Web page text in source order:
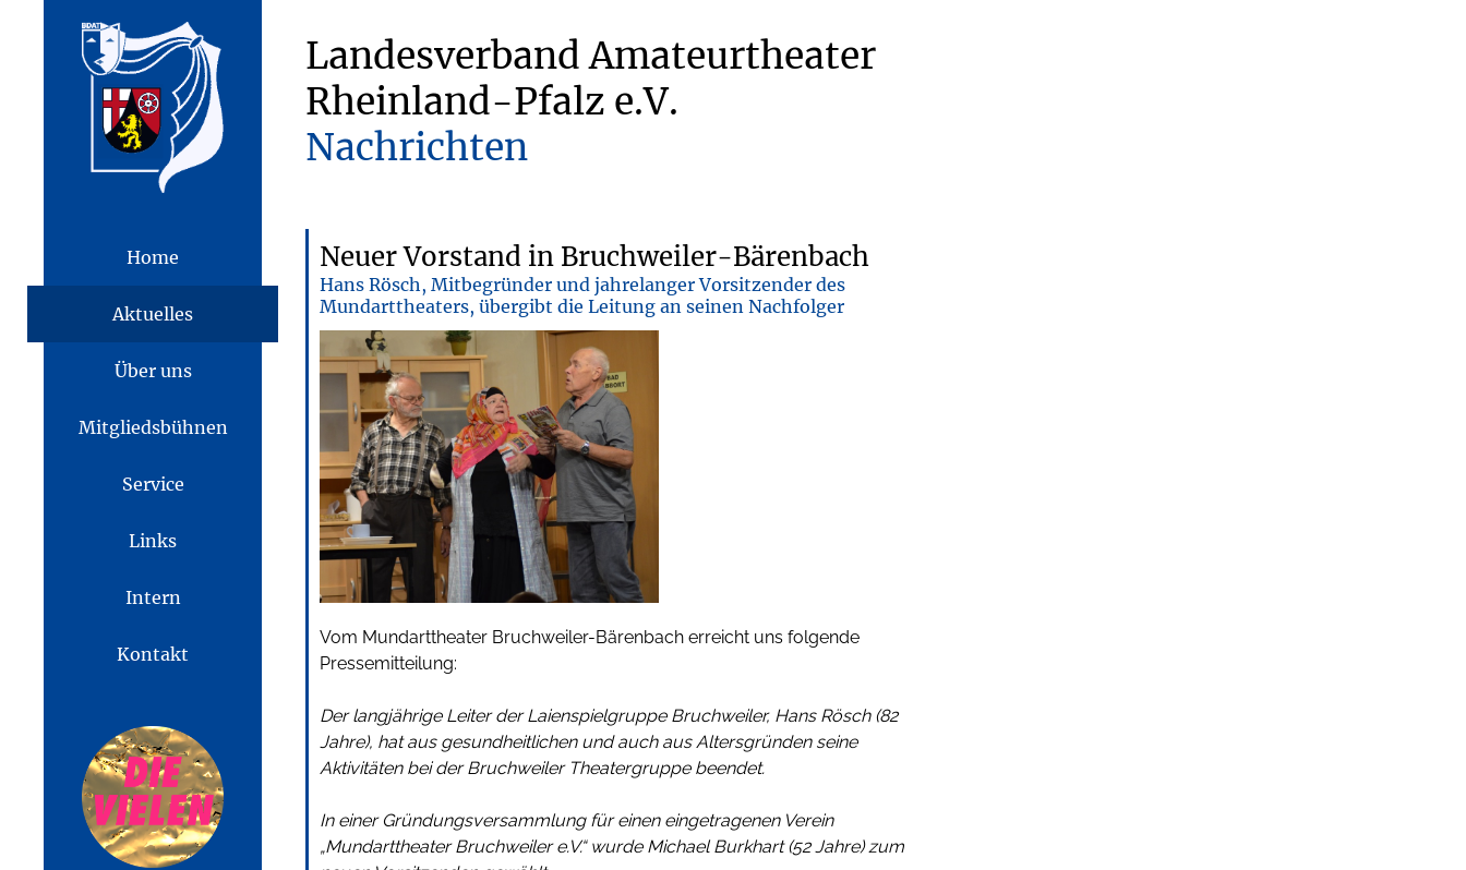
Home
Aktuelles
Über uns
Mitgliedsbühnen
Service
Links
Intern
Kontakt
Landesverband Amateurtheater
Rheinland-Pfalz e.V.
Nachrichten
Neuer Vorstand in Bruchweiler-Bärenbach
Hans Rösch, Mitbegründer und jahrelanger Vorsitzender des
Mundarttheaters, übergibt die Leitung an seinen Nachfolger
Vom Mundarttheater Bruchweiler-Bärenbach erreicht uns folgende
Pressemitteilung:
Der langjährige Leiter der Laienspielgruppe Bruchweiler, Hans Rösch (82
Jahre), hat aus gesundheitlichen und auch aus Altersgründen seine
Aktivitäten bei der Bruchweiler Theatergruppe beendet.
In einer Gründungsversammlung für einen eingetragenen Verein
„Mundarttheater Bruchweiler e.V.“ wurde Michael Burkhart (52 Jahre) zum